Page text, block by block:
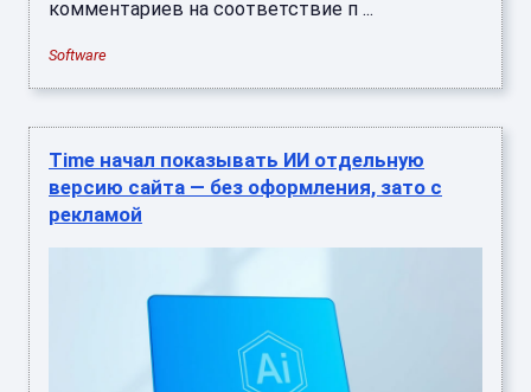
комментариев на соответствие п ...
Software
Time начал показывать ИИ отдельную
версию сайта — без оформления, зато с
рекламой